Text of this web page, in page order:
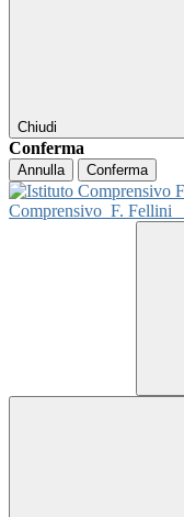
Chiudi
Conferma
Annulla Conferma
Comprensivo F. Fellini